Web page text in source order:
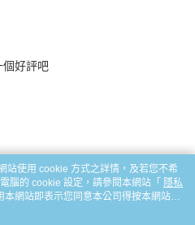
好評吧
站使用 cookie 方式之詳情，及若您不希
腦的 cookie 設定，請參閱本網站「 隱私
本網站即表示您同意本公司得按本網站使